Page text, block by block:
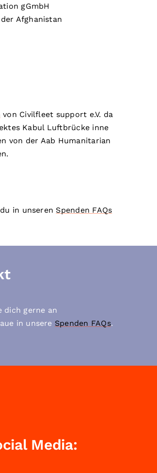
gGmbH
Afghanistan
von Civilfleet support e.V. da
Kabul Luftbrücke inne
von der Aab Humanitarian
in unseren Spenden FAQs
dich gerne an
in unsere Spenden FAQs.
Media: